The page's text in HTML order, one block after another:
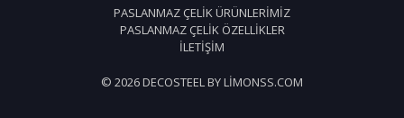
PASLANMAZ ÇELIK ÜRÜNLERIMIZ
PASLANMAZ ÇELIK ÖZELLIKLER
İLETIŞIM
© 2026 DECOSTEEL BY LIMONSS.COM